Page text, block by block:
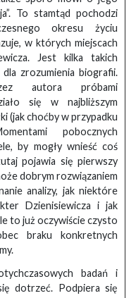
To stamtąd pochodzi
okresu życiu
w których miejscach
Jest kilka takich
zrozumienia biografii.
autora próbami
się w najbliższym
(jak choćby w przypadku
pobocznych
by mogły wnieść coś
pojawia się pierwszy
dobrym rozwiązaniem
analizy, jak niektóre
Dzienisiewicza i jak
to już oczywiście czysto
braku konkretnych
badań i
dotrzeć. Podpiera się